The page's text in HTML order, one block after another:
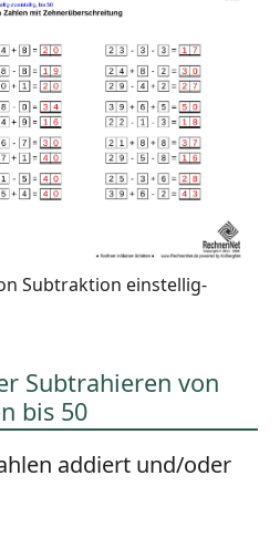
Subtraktion einstellig-
Subtrahieren von
bis 50
addiert und/oder